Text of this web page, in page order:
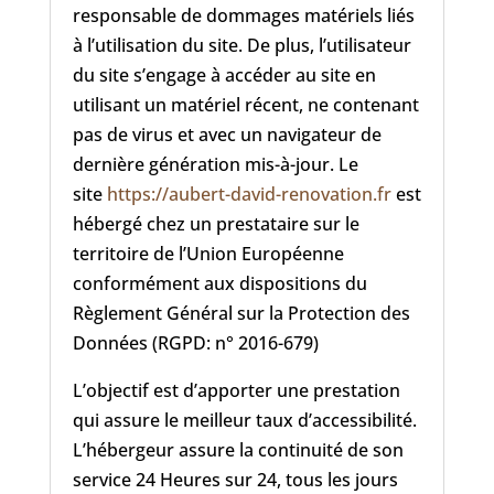
responsable de dommages matériels liés
à l’utilisation du site. De plus, l’utilisateur
du site s’engage à accéder au site en
utilisant un matériel récent, ne contenant
pas de virus et avec un navigateur de
dernière génération mis-à-jour. Le
site https://aubert-david-renovation.frest
hébergé chez un prestataire sur le
territoire de l’Union Européenne
conformément aux dispositions du
Règlement Général sur la Protection des
Données (RGPD: n° 2016-679)
L’objectif est d’apporter une prestation
qui assure le meilleur taux d’accessibilité.
L’hébergeur assure la continuité de son
service 24 Heures sur 24, tous les jours